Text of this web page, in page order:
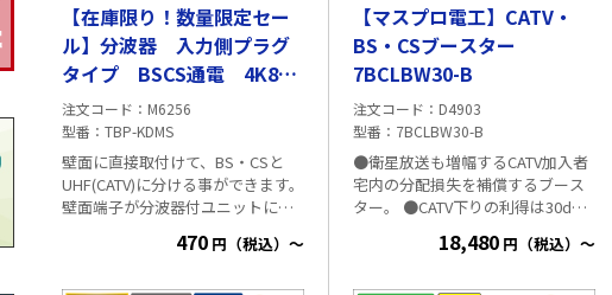
【在庫限り！数量限定セー
ル】分波器 入力側プラグ
タイプ BSCS通電 4K8K
対応
注文コード
M6256
型番
TBP-KDMS
壁面に直接取付けて、BS・CSと
UHF(CATV)に分ける事ができます。
壁面端子が分波器付ユニットに。
VHF/UHF側:10-770MHz BS/CS
470 円（税込）～
【マスプロ電工】CATV・
BS・CSブースター
7BCLBW30-B
注文コード
D4903
型番
7BCLBW30-B
●衛星放送も増幅するCATV加入者
宅内の分配損失を補償するブース
ター。 ●CATV下りの利得は30dB
タイプです。 ●ケーブルテレビ用
18,480 円（税込）～